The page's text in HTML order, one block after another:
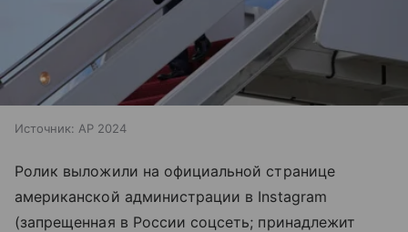
Источник: AP 2024
Ролик выложили на официальной странице
американской администрации в Instagram
(запрещенная в России соцсеть; принадлежит